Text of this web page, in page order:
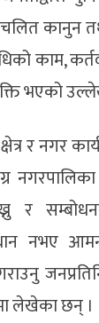
कानुन
काम,
भएको
र नगर
र
नभए
लेखेका छन् ।